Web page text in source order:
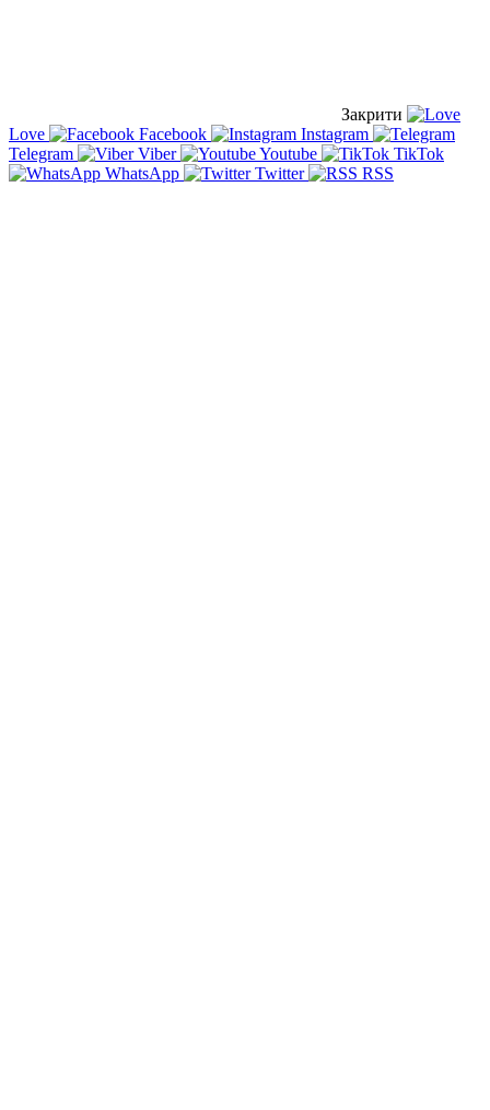
Закрити
Love
Facebook
Instagram
Telegram
Viber Youtube
TikTok
WhatsApp
Twitter RSS